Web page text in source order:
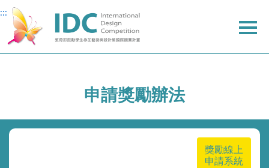
主
要
內
::: 主
要
內
上
方
選
申請獎勵辦法
獎勵線上
申請系統